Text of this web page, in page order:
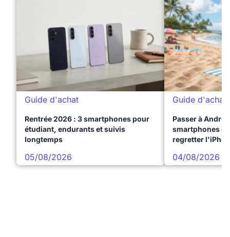
Guide d'achat
Rentrée 2026 : 3 smartphones pour
étudiant, endurants et suivis
longtemps
05/08/2026
Guide d'achat
Passer à
smartphones
regretter
04/08/2026